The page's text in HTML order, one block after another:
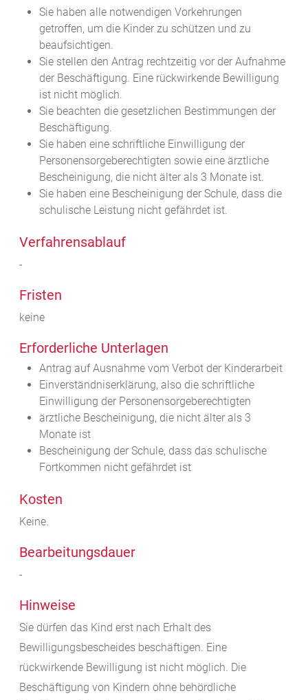
Sie haben alle notwendigen Vorkehrungen
getroffen, um die Kinder zu schützen und zu
beaufsichtigen.
Sie stellen den Antrag rechtzeitig vor der Aufnahme
der Beschäftigung. Eine rückwirkende Bewilligung
ist nicht möglich.
Sie beachten die gesetzlichen Bestimmungen der
Beschäftigung.
Sie haben eine schriftliche Einwilligung der
Personensorgeberechtigten sowie eine ärztliche
Bescheinigung, die nicht älter als 3 Monate ist.
Sie haben eine Bescheinigung der Schule, dass die
schulische Leistung nicht gefährdet ist.
Verfahrensablauf
-
Fristen
keine
Erforderliche Unterlagen
Antrag auf Ausnahme vom Verbot der Kinderarbeit
Einverständniserklärung, also die schriftliche
Einwilligung der Personensorgeberechtigten
ärztliche Bescheinigung, die nicht älter als 3
Monate ist
Bescheinigung der Schule, dass das schulische
Fortkommen nicht gefährdet ist
Kosten
Keine.
Bearbeitungsdauer
-
Hinweise
Sie dürfen das Kind erst nach Erhalt des
Bewilligungsbescheides beschäftigen. Eine
rückwirkende Bewilligung ist nicht möglich. Die
Beschäftigung von Kindern ohne behördliche